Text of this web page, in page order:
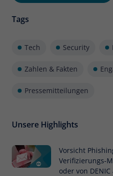
Tags
Tech Security
Zahlen & Fakten
Pressemitteilungen
Unsere Highlights
Vorsicht
Verifizierungs-
oder von